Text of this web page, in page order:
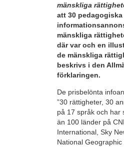
mänskliga
att 30 pedagogiska
mänskliga
där var och en
de mänskliga
beskrivs i den
förklaringen.
De prisbelönta
”30 rättigheter, 30
på 17 språk och har
än 100 länder på
International, Sky
National